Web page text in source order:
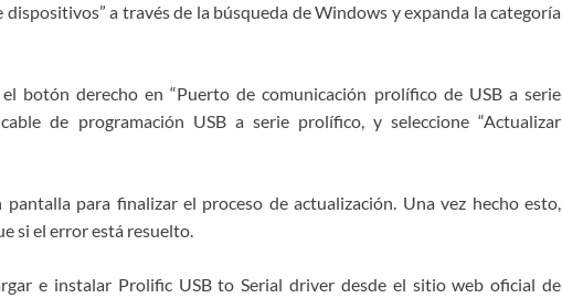
dispositivos” a través de la búsqueda de Windows y expanda la categoría
botón derecho en “Puerto de comunicación prolífico de USB a serie
de programación USB a serie prolífico, y seleccione “Actualizar
pantalla para finalizar el proceso de actualización. Una vez hecho esto,
si el error está resuelto.
e instalar Prolific USB to Serial driver desde el sitio web oficial de